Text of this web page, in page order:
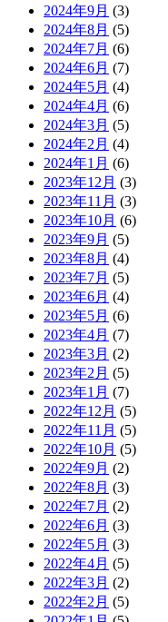
2024年9月 (3)
2024年8月 (5)
2024年7月 (6)
2024年6月 (7)
2024年5月 (4)
2024年4月 (6)
2024年3月 (5)
2024年2月 (4)
2024年1月 (6)
2023年12月 (3)
2023年11月 (3)
2023年10月 (6)
2023年9月 (5)
2023年8月 (4)
2023年7月 (5)
2023年6月 (4)
2023年5月 (6)
2023年4月 (7)
2023年3月 (2)
2023年2月 (5)
2023年1月 (7)
2022年12月 (5)
2022年11月 (5)
2022年10月 (5)
2022年9月 (2)
2022年8月 (3)
2022年7月 (2)
2022年6月 (3)
2022年5月 (3)
2022年4月 (5)
2022年3月 (2)
2022年2月 (5)